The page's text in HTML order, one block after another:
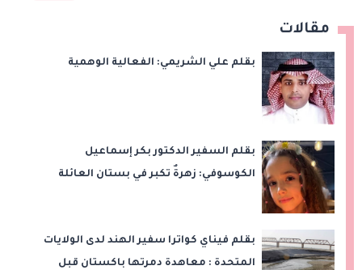
مقالات
بقلم علي الشريمي: الفعالية الوهمية
بقلم السفير الدكتور بكر إسماعيل
الكوسوفي: زهرةٌ تكبر في بستان العائلة
بقلم فيناي كواترا سفير الهند لدى الولايات
المتحدة : معاهدة دمرتها باكستان قبل